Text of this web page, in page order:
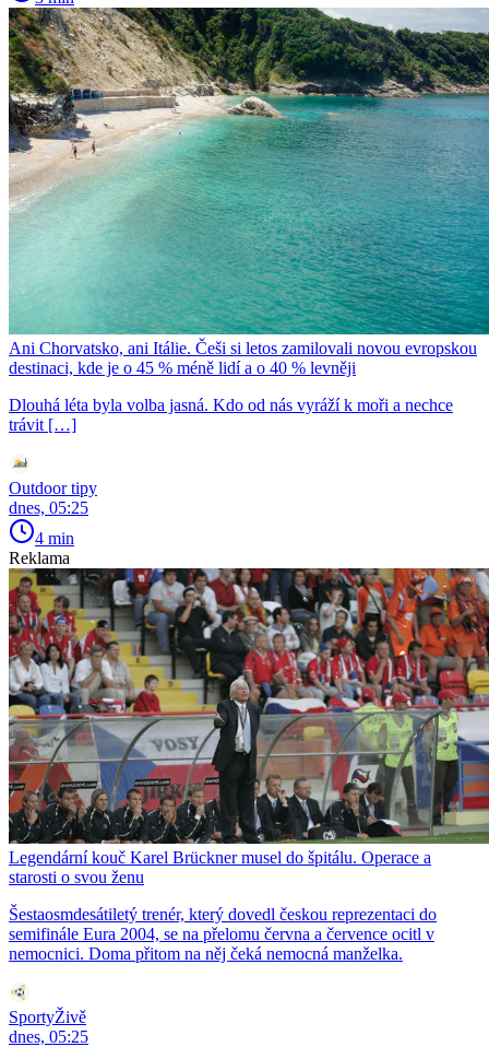
Ani Chorvatsko, ani Itálie. Češi si letos zamilovali novou evropskou
destinaci, kde je o 45 % méně lidí a o 40 % levněji
Dlouhá léta byla volba jasná. Kdo od nás vyráží k moři a nechce
trávit […]
Outdoor tipy
dnes, 05:25
4 min
Reklama
Legendární kouč Karel Brückner musel do špitálu. Operace a
starosti o svou ženu
Šestaosmdesátiletý trenér, který dovedl českou reprezentaci do
semifinále Eura 2004, se na přelomu června a července ocitl v
nemocnici. Doma přitom na něj čeká nemocná manželka.
SportyŽivě
dnes, 05:25